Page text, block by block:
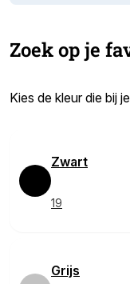
Zoek op je
Kies de kleur die bij
Zwart
19
Grijs